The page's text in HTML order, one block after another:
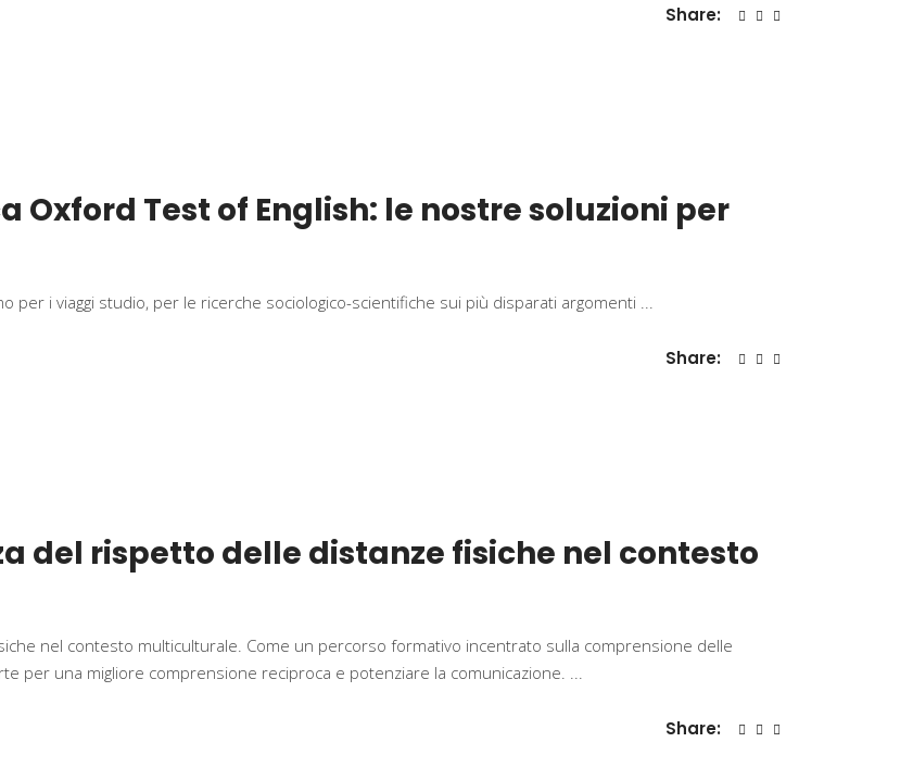
Share:
Test of English: le nostre soluzioni per
per i viaggi studio, per le ricerche sociologico-scientifiche sui più disparati argomenti
Share:
del rispetto delle distanze fisiche nel contesto
nel contesto multiculturale. Come un percorso formativo incentrato sulla comprensione delle
per una migliore comprensione reciproca e potenziare la comunicazione.
Share: